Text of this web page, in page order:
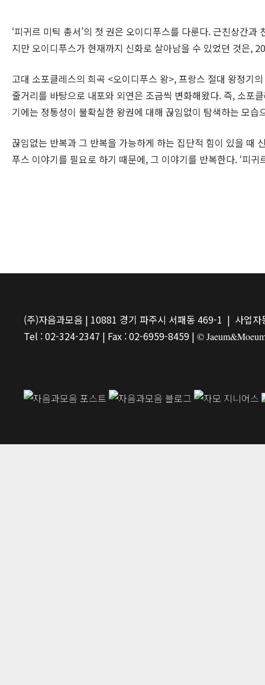
‘피귀르 미틱 총서’의 첫 권은 오이디푸스를 다룬다. 근친상간
지만 오이디푸스가 현재까지 신화로 살아남을 수 있었던 것은,
고대 소포클레스의 희곡 <오이디푸스 왕>, 프랑스 절대 왕정기
줄거리를 바탕으로 내포와 외연은 조금씩 변화해왔다. 즉, 소포
기에는 정통성이 불확실한 왕권에 대해 끊임없이 탐색하는 모
끊임없는 반복과 그 반복을 가능하게 하는 집단적 힘이 있을 때
푸스 이야기를 필요로 하기 때문에, 그 이야기를 반복한다. ‘피
(주)자음과모음 | 10881 경기 파주시 서패동 469-1 | 사업
Tel : 02-324-2347 | Fax : 02-6959-8459 | ©